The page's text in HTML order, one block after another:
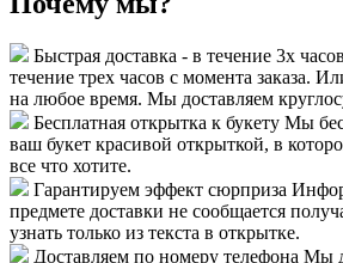
Быстрая доставка - в течение 3х часов
течение трех часов с момента заказа.
на любое время. Мы доставляем
Бесплатная открытка к букету Мы
ваш букет красивой открыткой, в
все что хотите.
Гарантируем эффект сюрприза
предмете доставки не сообщается
узнать только из текста в открытке.
Доставляем по номеру телефона Мы